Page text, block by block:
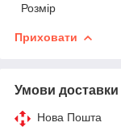
Розмір
Приховати
Умови доставки
Нова Пошта